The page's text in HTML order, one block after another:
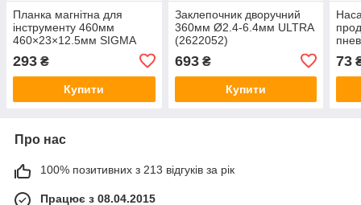
Планка магнітна для
інструменту 460мм
460×23×12.5мм SIGMA
293 ₴
Купити
Заклепочник дворучний
360мм Ø2.4-6.4мм ULTRA
(2622052)
693₴
Купити
73
Про нас
100% позитивних з 213 відгуків за рік
Працює з 08.04.2015